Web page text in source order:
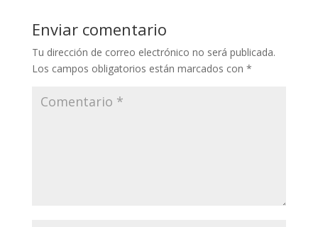
Enviar comentario
Tu dirección de correo electrónico no será publicada.
Los campos obligatorios están marcados con *